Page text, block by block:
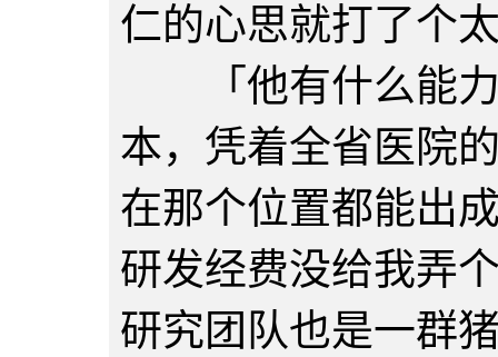
仁的心思就打了个
「他有什么能力
本，凭着全省医院
在那个位置都能出
研发经费没给我弄
研究团队也是一群